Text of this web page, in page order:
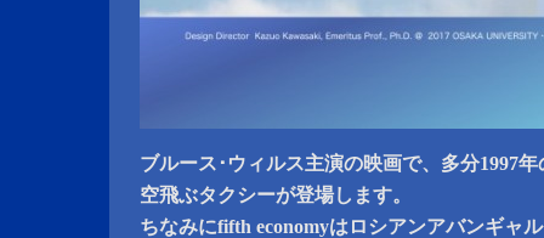
ブルース･ウィルス主演の映画で、多分1997
空飛ぶタクシーが登場します。
ちなみにfifth economyはロシアンアバンギャ